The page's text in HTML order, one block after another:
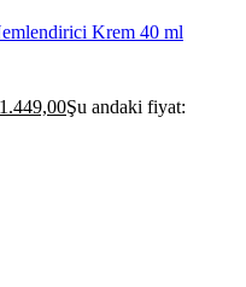
Krem 40 ml
1.449,00Şu andaki fiyat: